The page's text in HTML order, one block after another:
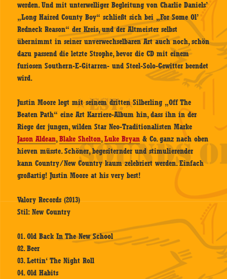
werden. Und mit unterwelliger Begleitung von Charlie Daniels’
„Long Haired County Boy“ schließt sich bei „For Some Ol’
Redneck Reason“ der Kreis, und der Altmeister selbst
übernimmt in seiner unverwechselbaren Art auch noch, schön
dazu passend die letzte Strophe, bevor die CD mit einem
furiosen Southern-E-Gitarren- und Steel-Solo-Gewitter beendet
wird.
Justin Moore legt mit seinem dritten Silberling „Off The
Beaten Path“ eine Art Karriere-Album hin, dass ihn in der
Riege der jungen, wilden Star Neo-Traditionalisten Marke
Jason Aldean,Blake Shelton,Luke Bryan & Co. ganz nach oben
hieven müsste. Schöner, begesiternder und stimulierender
kann Country/New Country kaum zelebriert werden. Einfach
großartig! Justin Moore at his very best!
Valory Records (2013)
Stil: New Country
01. Old Back In The New School
02. Beer
03. Lettin‘ The Night Roll
04. Old Habits